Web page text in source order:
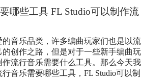
哪些工具 FL Studio可以制作流
音乐品类，许多编曲玩家们也是以流
创作之路，但是对于一些新手编曲玩
流行音乐需要什么工具。那么今天我
音乐需要哪些工具，FL Studio可以制